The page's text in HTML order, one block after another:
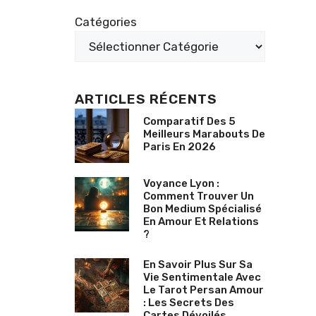
Catégories
ARTICLES RÉCENTS
Comparatif Des 5
Meilleurs Marabouts De
Paris En 2026
Voyance Lyon :
Comment Trouver Un
Bon Medium Spécialisé
En Amour Et Relations
?
En Savoir Plus Sur Sa
Vie Sentimentale Avec
Le Tarot Persan Amour
: Les Secrets Des